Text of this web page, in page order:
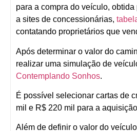
para a compra do veículo,
a sites de concessionárias,
contatando proprietários que
Após determinar o valor do
realizar uma simulação de
Contemplando Sonhos.
É possível selecionar cartas de
mil e R$ 220 mil para a
Além de definir o valor do